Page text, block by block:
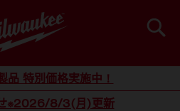
検索
品 特別価格実施中！
※2026/8/3(月)更新